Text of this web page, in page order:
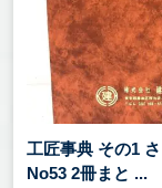
工匠事典 その1
No53 2冊まと ...